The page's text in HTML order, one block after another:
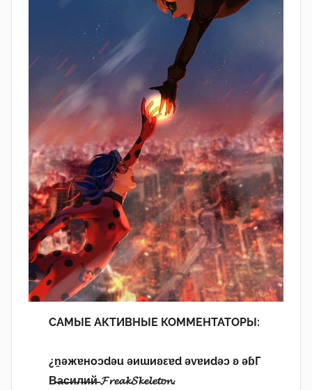
САМЫЕ АКТИВНЫЕ КОММЕНТАТОРЫ:
¿n̯ǝжɐноɔdǝu ǝиɯиʚεɐd ǝvɐиdǝɔ ʚ ǝɓГ
В̶а̶с̶и̶л̶и̶й̶ 𝓕𝓻𝓮𝓪𝓴𝓢𝓴𝓮𝓵𝓮𝓽𝓸𝓷.